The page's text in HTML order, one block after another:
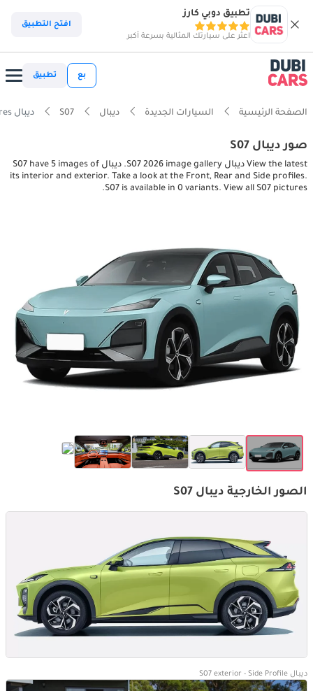
تطبيق دوبي كارز
اعثر على سيارتك المثالية بسرعة أكبر
افتح التطبيق
بع تطبيق
الصفحة الرئيسية السيارات الجديدة ديبال S07 ديبال S07 interior, exterior pictures
صور ديبال S07
View the latest ديبال S07 2026 image gallery. ديبال S07 have 5 images of
its interior and exterior. Take a look at the Front, Rear and Side profiles.
S07 is available in 0 variants. View all S07 pictures.
الصور الخارجية ديبال S07
ديبال S07 exterior - Side Profile